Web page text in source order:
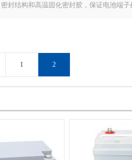
密封结构和高温固化密封胶，保证电池端
1 2